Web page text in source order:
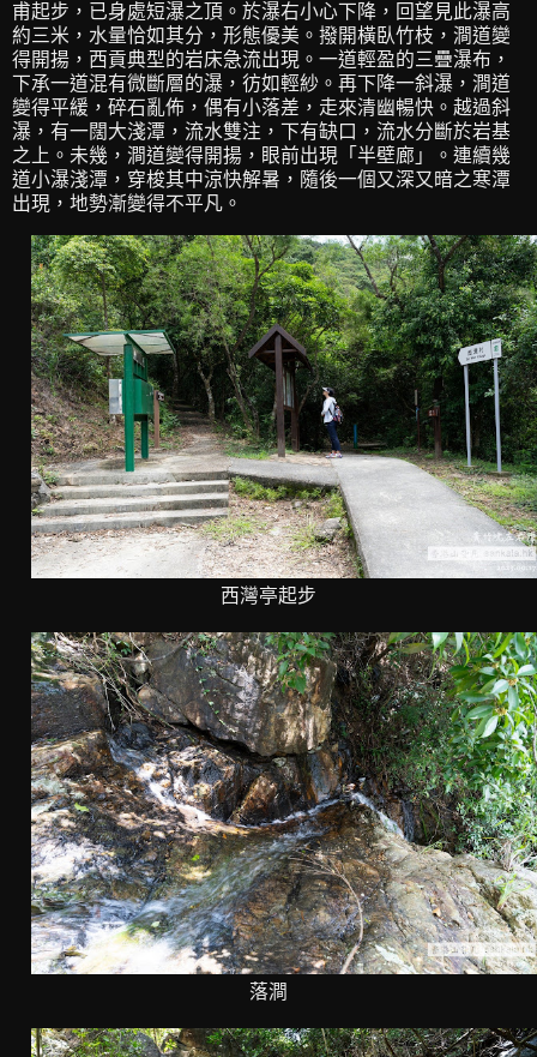
甫起步，已身處短瀑之頂。於瀑右小心下降，回望見此瀑高
約三米，水量恰如其分，形態優美。撥開橫臥竹枝，澗道變
得開揚，西貢典型的岩床急流出現。一道輕盈的三疊瀑布，
下承一道混有微斷層的瀑，彷如輕紗。再下降一斜瀑，澗道
變得平緩，碎石亂佈，偶有小落差，走來清幽暢快。越過斜
瀑，有一闊大淺潭，流水雙注，下有缺口，流水分斷於岩基
之上。未幾，澗道變得開揚，眼前出現「半壁廊」。連續幾
道小瀑淺潭，穿梭其中涼快解暑，隨後一個又深又暗之寒潭
出現，地勢漸變得不平凡。
西灣亭起步
落澗